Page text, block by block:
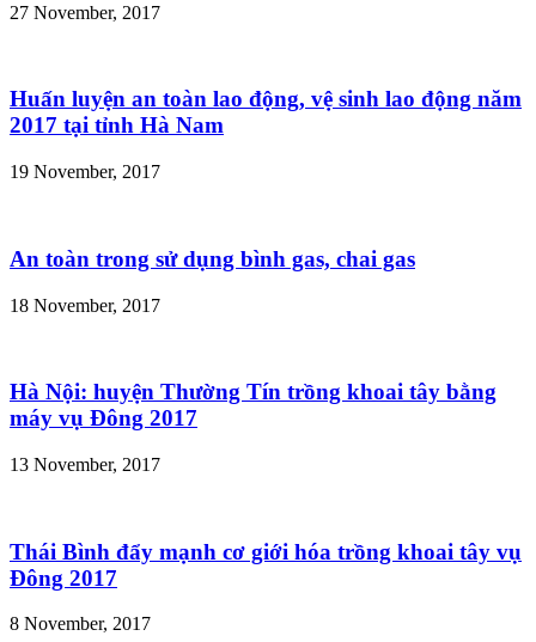
27 November, 2017
Huấn luyện an toàn lao động, vệ sinh lao động năm
2017 tại tỉnh Hà Nam
19 November, 2017
An toàn trong sử dụng bình gas, chai gas
18 November, 2017
Hà Nội: huyện Thường Tín trồng khoai tây bằng
máy vụ Đông 2017
13 November, 2017
Thái Bình đẩy mạnh cơ giới hóa trồng khoai tây vụ
Đông 2017
8 November, 2017